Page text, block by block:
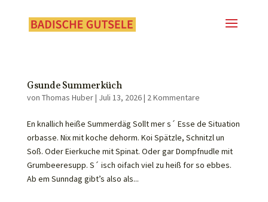
Gsunde Summerküch
von Thomas Huber| Juli 13, 2026| 2 Kommentare
En knallich heiße Summerdäg Sollt mer s´ Esse de Situation
orbasse. Nix mit koche dehorm. Koi Spätzle, Schnitzl un
Soß. Oder Eierkuche mit Spinat. Oder gar Dompfnudle mit
Grumbeeresupp. S´ isch oifach viel zu heiß for so ebbes.
Ab em Sunndag gibt’s also als...